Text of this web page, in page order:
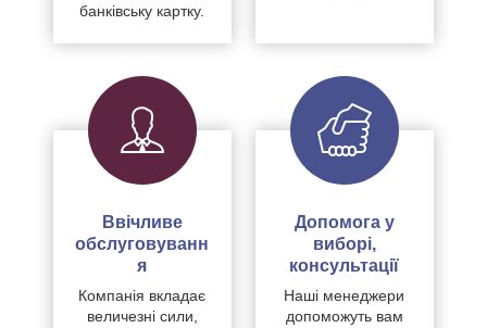
банківську картку.
Ввічливе
обслуговуванн
я
Компанія вкладає
величезні сили,
Допомога у
виборі,
консультації
Наші менеджери
допоможуть вам